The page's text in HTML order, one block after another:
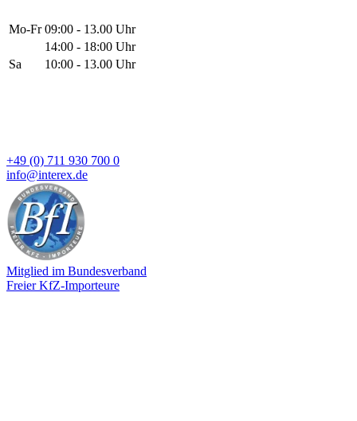
Mo-Fr 09:00 - 13.00 Uhr
14:00 - 18:00 Uhr
Sa
10:00 - 13.00 Uhr
+49 (0) 711 930 700 0
info@interex.de
Mitglied im Bundesverband
Freier KfZ-Importeure